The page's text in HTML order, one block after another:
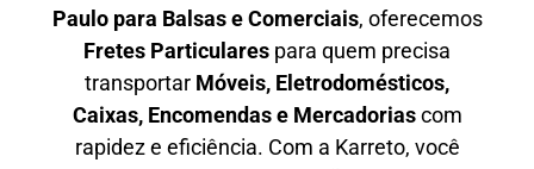
Paulo para Balsas e Comerciais, oferecemos
Fretes Particulares para quem precisa
transportar Móveis, Eletrodomésticos,
Caixas, Encomendas e Mercadoriascom
rapidez e eficiência. Com a Karreto, você